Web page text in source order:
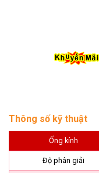
Thông số kỹ thuật
Ống kính
Độ phân giải